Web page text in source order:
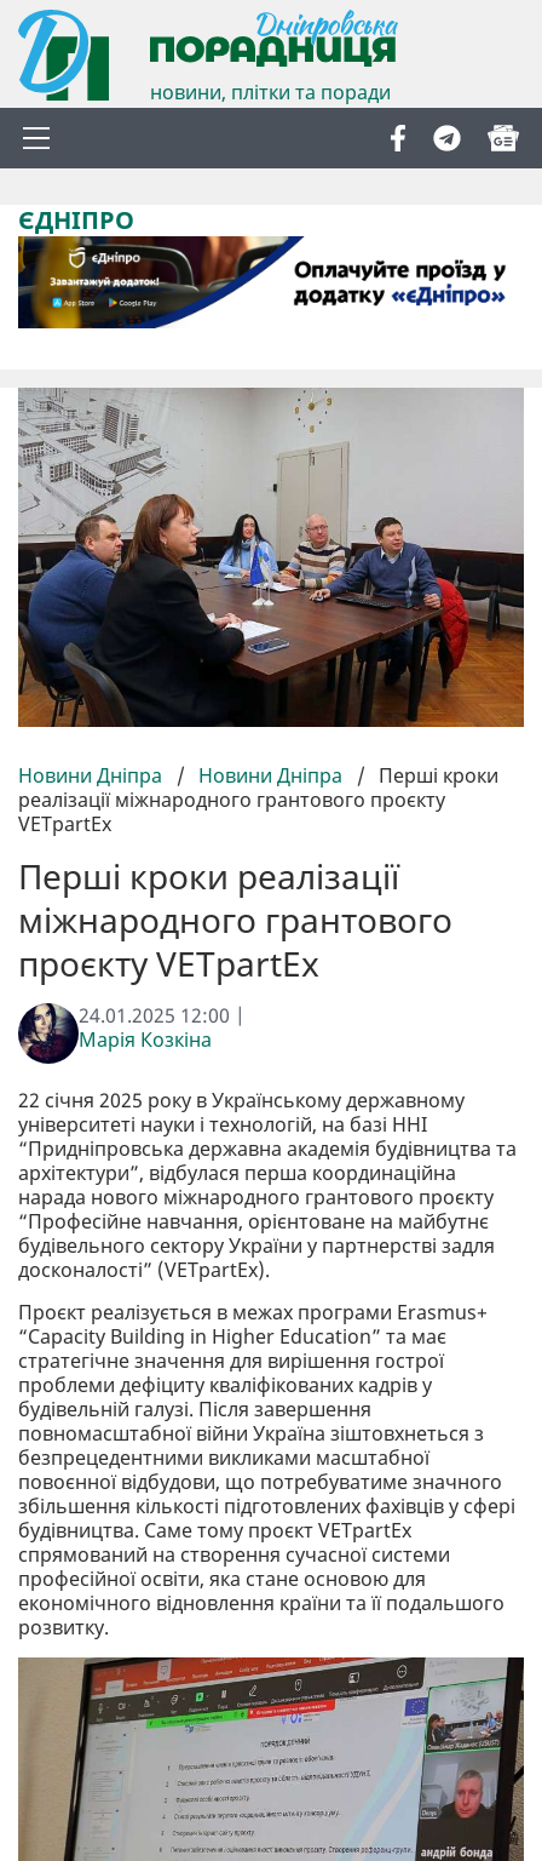
новини, плітки та поради
ЄДНІПРО
Новини Дніпра / Новини Дніпра / Перші кроки
реалізації міжнародного грантового проєкту
VETpartEx
Перші кроки реалізації
міжнародного грантового
проєкту VETpartEx
24.01.2025 12:00 |
Марія Козкіна
22 січня 2025 року в Українському державному
університеті науки і технологій, на базі ННІ
“Придніпровська державна академія будівництва та
архітектури”, відбулася перша координаційна
нарада нового міжнародного грантового проєкту
“Професійне навчання, орієнтоване на майбутнє
будівельного сектору України у партнерстві задля
досконалості” (VETpartEx).
Проєкт реалізується в межах програми Erasmus+
“Capacity Building in Higher Education” та має
стратегічне значення для вирішення гострої
проблеми дефіциту кваліфікованих кадрів у
будівельній галузі. Після завершення
повномасштабної війни Україна зіштовхнеться з
безпрецедентними викликами масштабної
повоєнної відбудови, що потребуватиме значного
збільшення кількості підготовлених фахівців у сфері
будівництва. Саме тому проєкт VETpartEx
спрямований на створення сучасної системи
професійної освіти, яка стане основою для
економічного відновлення країни та її подальшого
розвитку.